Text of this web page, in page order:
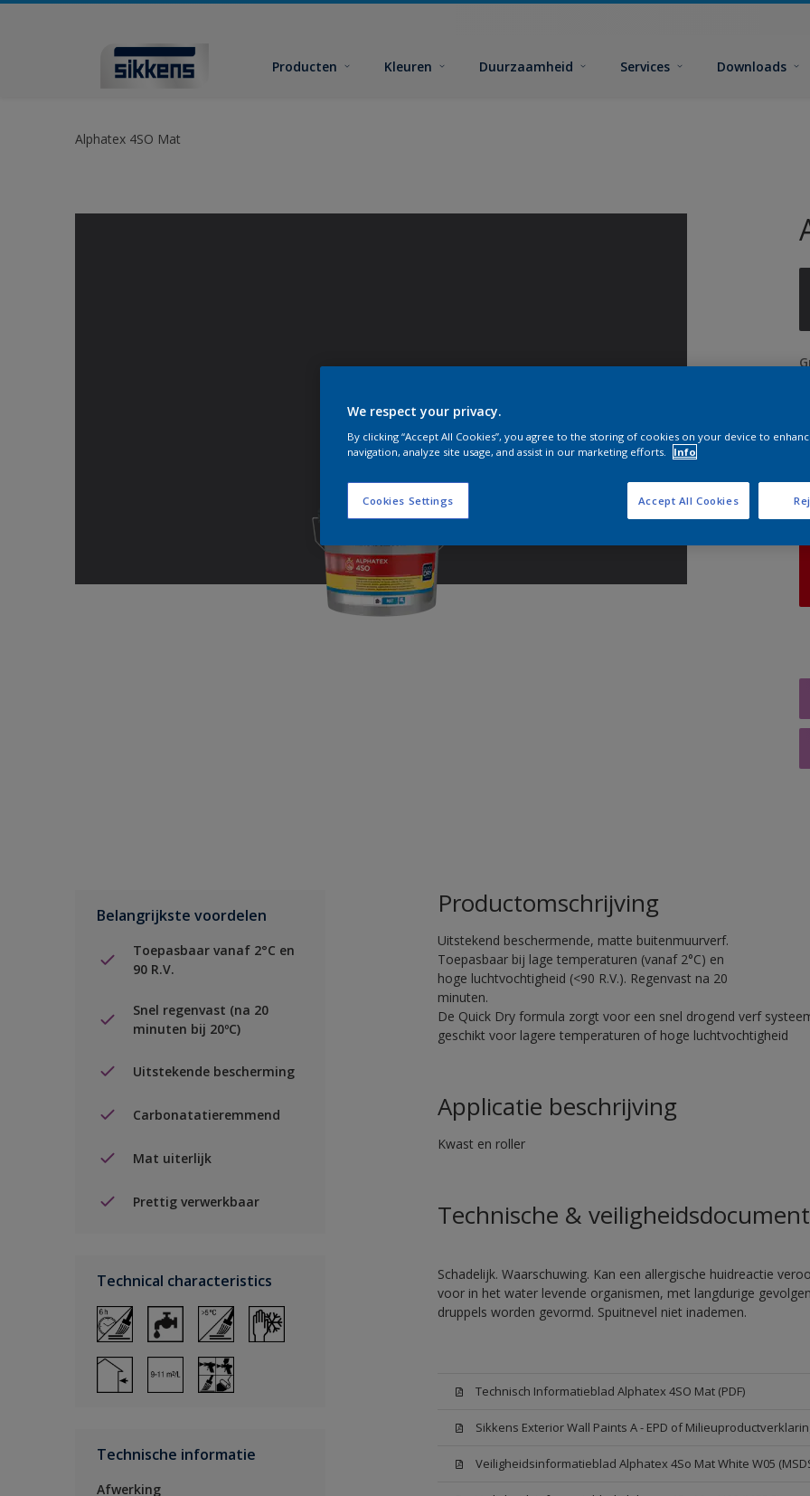
Producten Kleuren Duurzaamheid Services Downloads
Alphatex 4SO Mat
Belangrijkste voordelen
Toepasbaar vanaf 2°C en
90 R.V.
Snel regenvast (na 20
minuten bij 20ºC)
Uitstekende bescherming
Carbonatatieremmend
Mat uiterlijk
Prettig verwerkbaar
Technical characteristics
Technische informatie
Afwerking
Productomschrijving
Uitstekend beschermende, matte buitenmuurverf.
Toepasbaar bij lage temperaturen (vanaf 2°C) en
hoge luchtvochtigheid (<90 R.V.). Regenvast na 20
minuten.
De Quick Dry formula zorgt voor een snel drogend verf
geschikt voor lagere temperaturen of hoge luchtvochtigheid
Applicatie beschrijving
Kwast en roller
Technische &
Schadelijk. Waarschuwing. Kan een allergische huidreactie
voor in het water levende organismen, met langdurige
druppels worden gevormd. Spuitnevel niet inademen.
Technisch Informatieblad Alphatex 4SO Mat (PDF)
Sikkens Exterior Wall Paints A - EPD of
Veiligheidsinformatieblad Alphatex 4So Mat White W05
We respect your privacy.
By clicking “Accept All Cookies”, you agree to the storing of cookies on your device to
navigation, analyze site usage, and assist in our marketing efforts.
Info
Cookies Settings Accept All Cookies